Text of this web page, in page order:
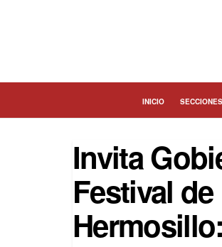
INICIO SECCIONES
Invita
Festival